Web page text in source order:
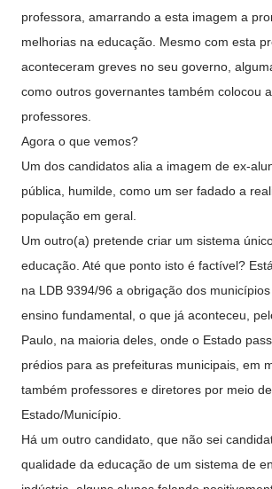
professora, amarrando a esta imagem a
melhorias na educação. Mesmo com esta
aconteceram greves no seu governo,
como outros governantes também colocou
professores.
Agora o que vemos?
Um dos candidatos alia a imagem de ex-
pública, humilde, como um ser fadado a
população em geral.
Um outro(a) pretende criar um sistema
educação. Até que ponto isto é factível?
na LDB 9394/96 a obrigação dos
ensino fundamental, o que já aconteceu,
Paulo, na maioria deles, onde o Estado
prédios para as prefeituras municipais, em
também professores e diretores por meio
Estado/Município.
Há um outro candidato, que não sei
qualidade da educação de um sistema de